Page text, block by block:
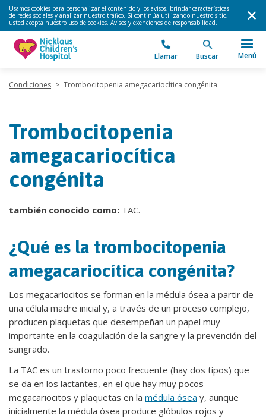
Usamos cookies para personalizar el contenido y los avisos, brindar características
de redes sociales y analizar nuestro tráfico. Si continúa utilizando nuestro sitio,
usted acepta nuestro uso de cookies. Avisos y exenciones de responsabilidad.
Llamar Buscar Menú
Condiciones > Trombocitopenia amegacariocítica congénita
Trombocitopenia
amegacariocítica
congénita
también conocido como: TAC.
¿Qué es la trombocitopenia
amegacariocítica congénita?
Los megacariocitos se forman en la médula ósea a partir de
una célula madre inicial y, a través de un proceso complejo,
producen plaquetas que desempeñan un papel muy
importante en la coagulación de la sangre y la prevención del
sangrado.
La TAC es un trastorno poco frecuente (hay dos tipos) que
se da en los lactantes, en el que hay muy pocos
megacariocitos y plaquetas en la médula ósea y, aunque
inicialmente la médula ósea produce glóbulos rojos y